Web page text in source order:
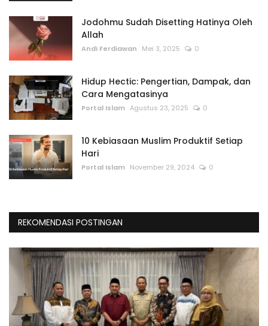
Jodohmu Sudah Disetting Hatinya Oleh
Allah
Andi Ferdiawan Mei 3, 2025 0
Hidup Hectic: Pengertian, Dampak, dan
Cara Mengatasinya
Portal Islam Agustus 23, 2025 0
10 Kebiasaan Muslim Produktif Setiap
Hari
Portal Islam November 29, 2024 0
REKOMENDASI POSTINGAN